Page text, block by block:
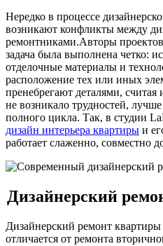
Нередко в процессе
возникают конфликты между
ремонтниками.Авторы
задача была выполнена четко:
отделочные материалы и
расположение тех или иных
пренебрегают деталями,
не возникало трудностей,
полного цикла. Так, в студии
дизайн интерьера квартиры и
работает слаженно, совместно
Дизайнерский
Дизайнерский ремонт
отличается от ремонта